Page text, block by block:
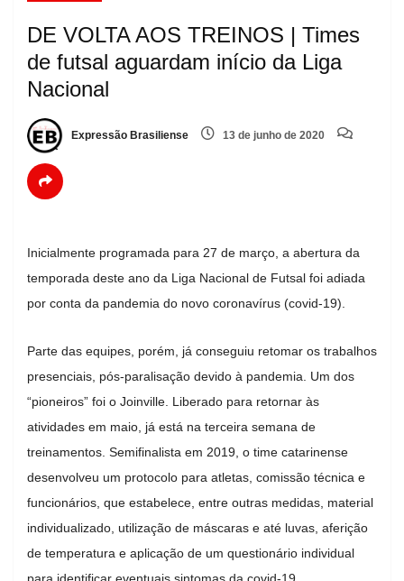
DE VOLTA AOS TREINOS | Times
de futsal aguardam início da Liga
Nacional
Expressão Brasiliense 13 de junho de 2020
Inicialmente programada para 27 de março, a abertura da
temporada deste ano da Liga Nacional de Futsal foi adiada
por conta da pandemia do novo coronavírus (covid-19).
Parte das equipes, porém, já conseguiu retomar os trabalhos
presenciais, pós-paralisação devido à pandemia. Um dos
“pioneiros” foi o Joinville. Liberado para retornar às
atividades em maio, já está na terceira semana de
treinamentos. Semifinalista em 2019, o time catarinense
desenvolveu um protocolo para atletas, comissão técnica e
funcionários, que estabelece, entre outras medidas, material
individualizado, utilização de máscaras e até luvas, aferição
de temperatura e aplicação de um questionário individual